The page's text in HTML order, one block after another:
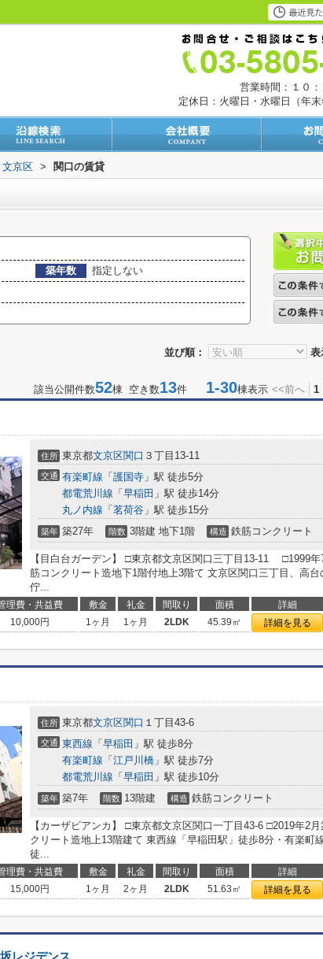
営業時間：１０
定休日：火曜日・水曜日（年末
文京区 > 関口の賃貸
築年数
指定しない
並び順： 表
該当公開件数52棟 空き数13件 1-30棟表示 <<前へ 1
住所 東京都文京区関口 ３丁目13-11
交通 有楽町線 「 護国寺 」駅 徒歩5分
都電荒川線 「 早稲田 」駅 徒歩14分
丸ノ内線 「 茗荷谷 」駅 徒歩15分
築年 築27年 階数 3階建 地下1階 構造 鉄筋コンクリート
【目白台ガーデン】 □東京都文京区関口三丁目13-11
筋コンクリート造地下1階付地上3階て 文京区関口三丁目、高台
佇...
理費・共益費 敷金 礼金 間取り 面積 詳細
10,000円 1ヶ月 1ヶ月 2LDK 45.39㎡ 詳細を見る
住所 東京都文京区関口 １丁目43-6
交通 東西線 「 早稲田 」駅 徒歩8分
有楽町線 「 江戸川橋 」駅 徒歩7分
都電荒川線 「 早稲田 」駅 徒歩10分
築年 築7年 階数 13階建 構造 鉄筋コンクリート
【カーザビアンカ】 □東京都文京区関口一丁目43-6 □2019年2
クリート造地上13階建て 東西線「早稲田駅」徒歩8分・有楽町
徒...
理費・共益費 敷金 礼金 間取り 面積 詳細
15,000円 1ヶ月 2ヶ月 2LDK 51.63㎡ 詳細を見る